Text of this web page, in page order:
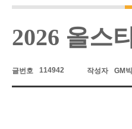
2026 올스
글번호 114942 작성자 GM